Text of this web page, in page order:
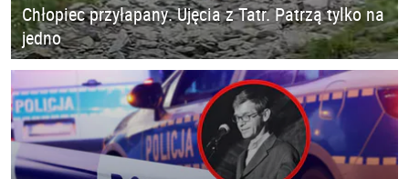
Chłopiec przyłapany. Ujęcia z Tatr. Patrzą tylko na
jedno